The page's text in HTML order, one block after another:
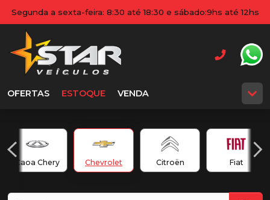
Segunda a sexta-feira: 8:30 até 18:30 e sábado:9hs até 12hs
OFERTAS ESTOQUE VENDA
Caoa Chery Chevrolet Citroën Fiat